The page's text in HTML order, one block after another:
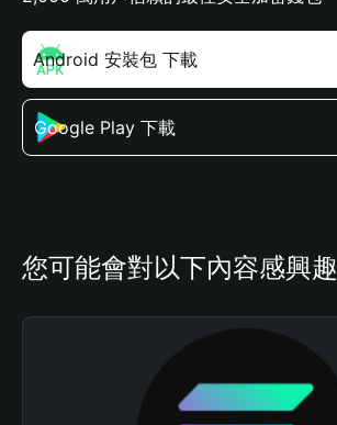
Android 安裝包 下載
Google Play 下載
您可能會對以下內容感興趣